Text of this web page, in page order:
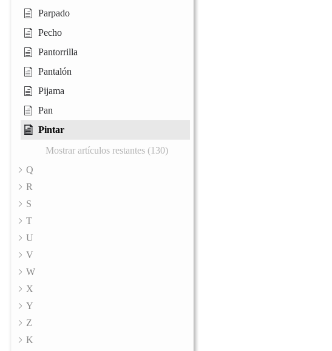
Parpado
Pecho
Pantorrilla
Pantalón
Pijama
Pan
Pintar
Mostrar artículos restantes (130)
Q
R
S
T
U
V
W
X
Y
Z
K